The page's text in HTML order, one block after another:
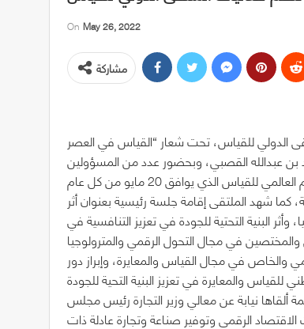
On May 26, 2022
مشاركة
الدولي للقياس، تحت شعار “القياس في العصر
بن عبدالله القصبي، وبحضور عدد من المسؤولين
شهد الملتقى إقامة جلسة رئيسية بعنوان أثر
البنية التحتية للجودة في تعزيز التنافسية في
والخاص في مجال القياس والمعايرة، وإبراز دور
نيابة عن معالي وزير التجارة رئيس مجلس
الاقتصاد الرقمي وتوفير صناعة وتجارة عادلة ذات